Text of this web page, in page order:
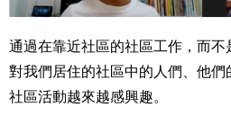
通過在靠近社區的社區工作，而
對我們居住的社區中的人們、他
社區活動越來越感興趣。